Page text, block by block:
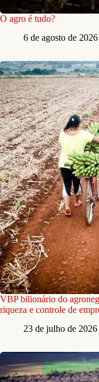
O agro é tudo?
6 de agosto de 2026
VBP bilionário do
riqueza e controle de
23 de julho de 2026